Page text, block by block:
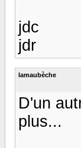
jdc
jdr
lamaubèche
D'un
plus...